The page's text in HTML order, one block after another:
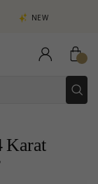
COLLECTION | AURA
Karat